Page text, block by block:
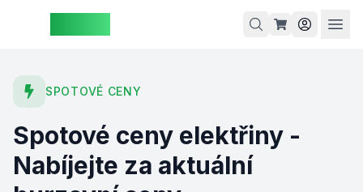
Košík je
prázdný
SPOTOVÉ CENY
Spotové ceny elektřiny -
Nabíjejte za aktuální